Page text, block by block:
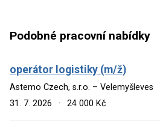
Podobné pracovní nabídky
operátor logistiky (m/ž)
Astemo Czech, s.r.o. – Velemyšleves
31. 7. 2026
· 24 000 Kč